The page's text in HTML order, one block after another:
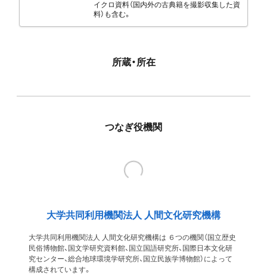
イクロ資料（国内外の古典籍を撮影収集した資
料）も含む。
所蔵・所在
つなぎ役機関
大学共同利用機関法人 人間文化研究機構
大学共同利用機関法人 人間文化研究機構は ６つの機関（国立歴史
民俗博物館、国文学研究資料館、国立国語研究所、国際日本文化研
究センター、総合地球環境学研究所、国立民族学博物館）によって
構成されています。